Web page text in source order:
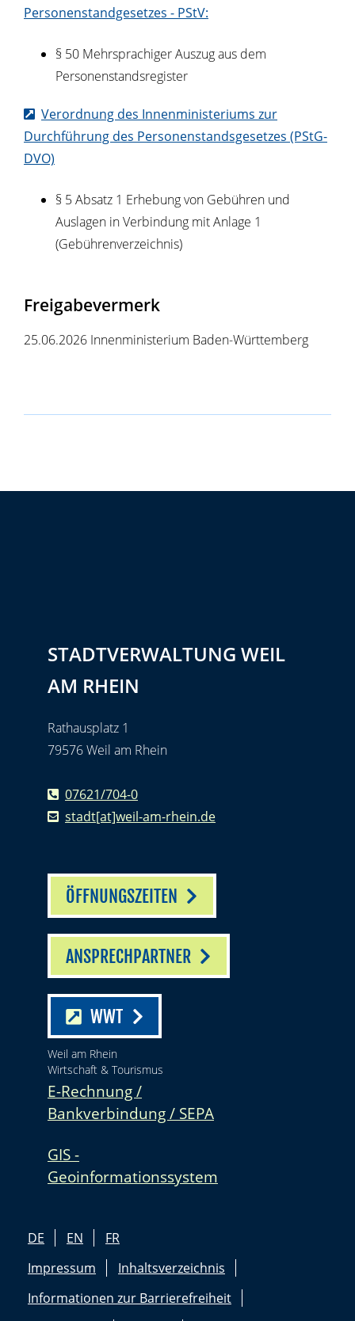
Personenstandgesetzes - PStV:
§ 50 Mehrsprachiger Auszug aus dem
Personenstandsregister
Verordnung des Innenministeriums zur
Durchführung des Personenstandsgesetzes (PStG-
DVO)
§ 5 Absatz 1 Erhebung von Gebühren und
Auslagen in Verbindung mit Anlage 1
(Gebührenverzeichnis)
Freigabevermerk
25.06.2026 Innenministerium Baden-Württemberg
STADTVERWALTUNG WEIL
AM RHEIN
Rathausplatz 1
79576 Weil am Rhein
07621/704-0
stadt[at]weil-am-rhein.de
ÖFFNUNGSZEITEN
ANSPRECHPARTNER
WWT
Weil am Rhein
Wirtschaft & Tourismus
E-Rechnung /
Bankverbindung / SEPA
GIS -
Geoinformationssystem
DE EN
FR
Impressum
Inhaltsverzeichnis
Informationen zur Barrierefreiheit